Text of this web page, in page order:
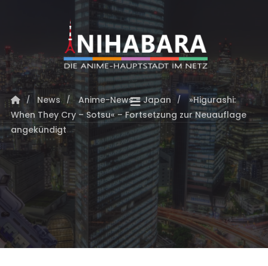
News Anime-News - Japan
»Higurashi:
When They Cry – Sotsu« – Fortsetzung zur Neuauflage
angekündigt